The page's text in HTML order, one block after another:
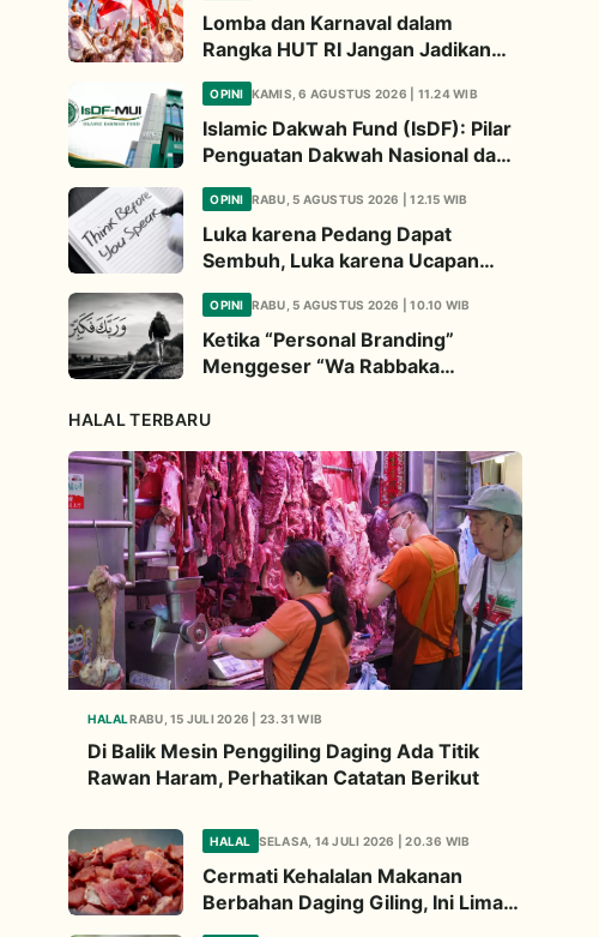
Lomba dan Karnaval dalam
Rangka HUT RI Jangan Jadikan
Ajang Judi dan Kampanye LGBT
OPINI KAMIS, 6 AGUSTUS 2026 | 11.24 WIB
Islamic Dakwah Fund (IsDF): Pilar
Penguatan Dakwah Nasional dan
Jembatan Kepedulian Umat
Global
OPINI RABU, 5 AGUSTUS 2026 | 12.15 WIB
Luka karena Pedang Dapat
Sembuh, Luka karena Ucapan
Dapat Diwariskan
OPINI RABU, 5 AGUSTUS 2026 | 10.10 WIB
Ketika “Personal Branding”
Menggeser “Wa Rabbaka
HALAL TERBARU
HALALRABU, 15 JULI 2026 | 23.31 WIB
Di Balik Mesin Penggiling Daging Ada Titik
Rawan Haram, Perhatikan Catatan Berikut
HALAL SELASA, 14 JULI 2026 | 20.36 WIB
Cermati Kehalalan Makanan
Berbahan Daging Giling, Ini Lima